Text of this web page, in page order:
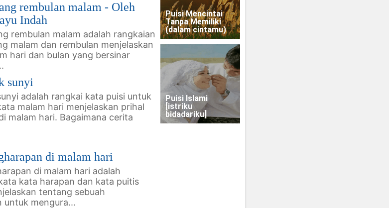
rembulan malam - Oleh
Indah
rembulan malam adalah rangkaian
malam dan rembulan menjelaskan
hari dan bulan yang bersinar
sunyi
adalah rangkai kata puisi untuk
malam hari menjelaskan prihal
malam hari. Bagaimana cerita
di malam hari
di malam hari adalah
kata harapan dan kata puitis
tentang sebuah
untuk mengura...
Puisi Mencintai
Tanpa Memiliki
(dalam cintamu)
Puisi Islami
[istriku
bidadariku]